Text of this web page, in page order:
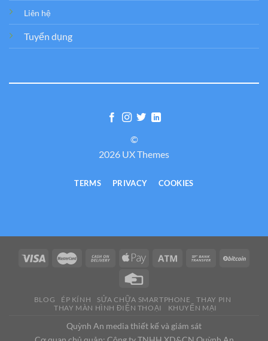
Liên hệ
Tuyển dụng
©
2026 UX Themes
TERMS PRIVACY COOKIES
BLOG ÉP KÍNH SỬA CHỮA SMARTPHONE
THAY PIN
THAY MÀN HÌNH ĐIỆN THOẠI
KHUYẾN MẠI
Quỳnh An media thiết kế và giám sát